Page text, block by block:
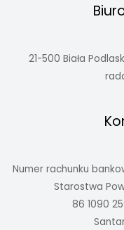
21-500 Biała
Numer rachunku
Starostwa
86 1090